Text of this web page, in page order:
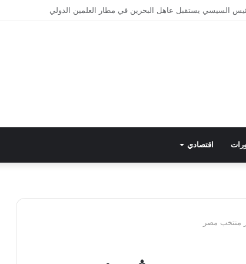
من ريال مدريد لـ فينيسوس جونيور
اقتصادي
منتخب مصر